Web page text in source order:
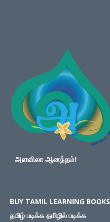
அளவிலா ஆனந்தம்!
BUY TAMIL LEARNING BOOKS
தமிழ் படிக்க தமிழில் படிக்க